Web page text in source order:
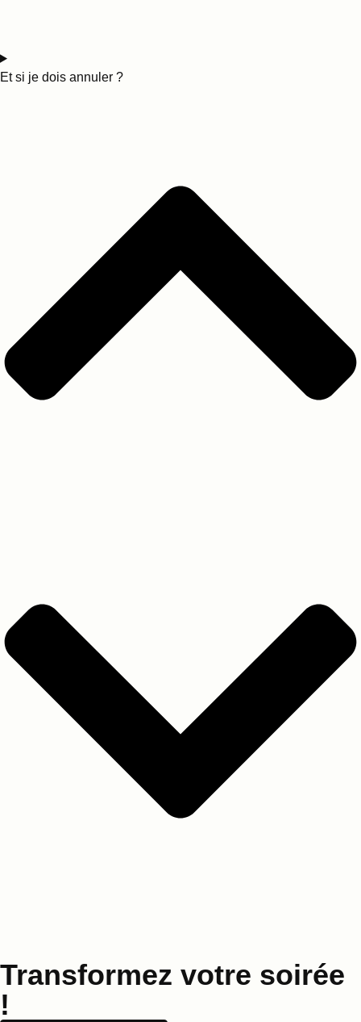
Et si je dois annuler ?
Transformez votre soirée
!